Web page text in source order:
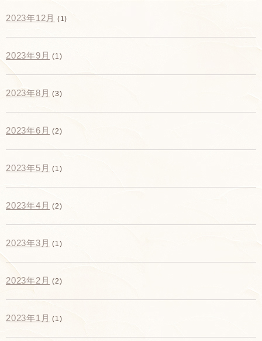
2023年12月 (1)
2023年9月 (1)
2023年8月 (3)
2023年6月 (2)
2023年5月 (1)
2023年4月 (2)
2023年3月 (1)
2023年2月 (2)
2023年1月 (1)